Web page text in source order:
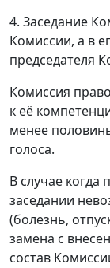
4. Заседание
Комиссии, а в
председателя
Комиссия
к её
менее
голоса.
В случае когда
заседании
(болезнь,
замена с
состав